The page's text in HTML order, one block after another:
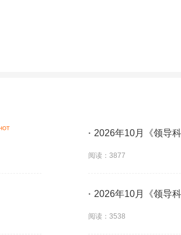
· 2026年10月《领导
阅读：3877
· 2026年10月《领导
阅读：3538